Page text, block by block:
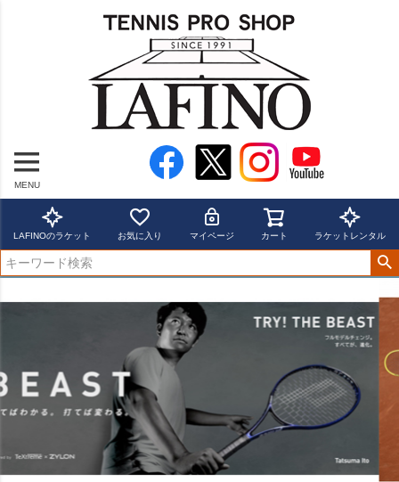
MENU
LAFINOのラケット お気に入り マイページ カート ラケットレンタル